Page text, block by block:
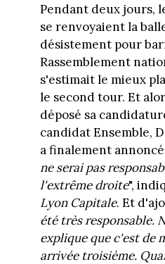
Pendant deux jours,
se renvoyaient la
désistement pour
Rassemblement
s'estimait le mieux
le second tour. Et
déposé sa
candidat Ensemble,
a finalement
ne serai pas
l'extrême droite",
Lyon Capitale. Et
été très responsable.
explique que c'est de
arrivée troisième.